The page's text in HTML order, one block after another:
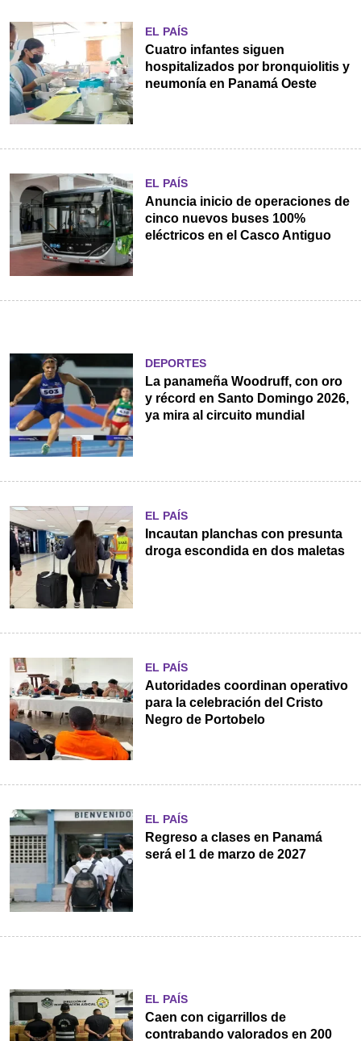
EL PAÍS
Cuatro infantes siguen
hospitalizados por bronquiolitis y
neumonía en Panamá Oeste
EL PAÍS
Anuncia inicio de operaciones de
cinco nuevos buses 100%
eléctricos en el Casco Antiguo
DEPORTES
La panameña Woodruff, con oro
y récord en Santo Domingo 2026,
ya mira al circuito mundial
EL PAÍS
Incautan planchas con presunta
droga escondida en dos maletas
EL PAÍS
Autoridades coordinan operativo
para la celebración del Cristo
Negro de Portobelo
EL PAÍS
Regreso a clases en Panamá
será el 1 de marzo de 2027
EL PAÍS
Caen con cigarrillos de
contrabando valorados en 200